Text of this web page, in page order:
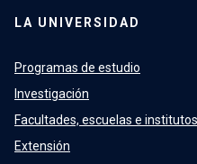
LA UNIVERSIDAD
Programas de estudio
Investigación
Facultades, escuelas e institutos
Extensión